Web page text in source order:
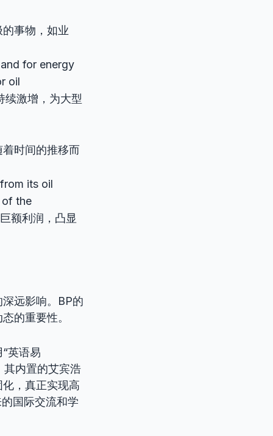
事物，如业
for energy
oil
激增，为大型
时间的推移而
its oil
of the
额利润，凸显
远影响。BP的
的重要性。
英语易
其内置的艾宾浩
，真正实现高
国际交流和学